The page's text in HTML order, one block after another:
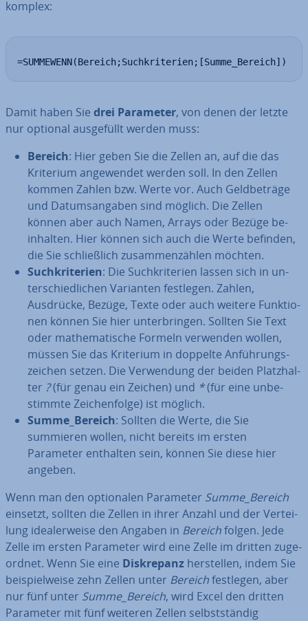
komplex:
=SUMMEWENN(Bereich;Suchkriterien;[Summe_Bereich])
Damit haben Sie drei Parameter, von denen der letzte
nur optional aus­ge­füllt werden muss:
Bereich: Hier geben Sie die Zellen an, auf die das
Kriterium an­ge­wen­det werden soll. In den Zellen
kommen Zahlen bzw. Werte vor. Auch Geld­be­trä­ge
und Da­tums­an­ga­ben sind möglich. Die Zellen
können aber auch Namen, Arrays oder Bezüge be­
inhal­ten. Hier können sich auch die Werte befinden,
die Sie schließ­lich zu­sam­men­zäh­len möchten.
Such­kri­te­ri­en: Die Such­kri­te­ri­en lassen sich in un­
ter­schied­li­chen Varianten festlegen. Zahlen,
Ausdrücke, Bezüge, Texte oder auch weitere Funk­tio­
nen können Sie hier un­ter­brin­gen. Sollten Sie Text
oder ma­the­ma­ti­sche Formeln verwenden wollen,
müssen Sie das Kriterium in doppelte An­füh­rungs­
zei­chen setzen. Die Ver­wen­dung der beiden Platz­hal­
ter ?(für genau ein Zeichen) und *(für eine un­be­
stimm­te Zei­chen­fol­ge) ist möglich.
Summe_Bereich: Sollten die Werte, die Sie
summieren wollen, nicht bereits im ersten
Parameter enthalten sein, können Sie diese hier
angeben.
Wenn man den op­tio­na­len Parameter Summe_Bereich
einsetzt, sollten die Zellen in ihrer Anzahl und der Ver­tei­
lung idea­ler­wei­se den Angaben in Bereichfolgen. Jede
Zelle im ersten Parameter wird eine Zelle im dritten zu­ge­
ord­net. Wenn Sie eine Dis­kre­panz her­stel­len, indem Sie
bei­spiel­wei­se zehn Zellen unter Bereichfestlegen, aber
nur fünf unter Summe_Bereich, wird Excel den dritten
Parameter mit fünf weiteren Zellen selbst­stän­dig